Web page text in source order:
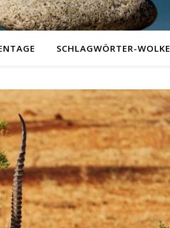
SCHLAGWÖRTER-WOLKE